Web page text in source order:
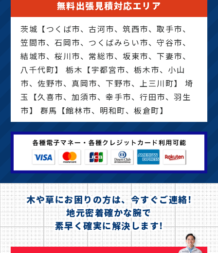
無料出張見積対応エリア
茨城【つくば市、古河市、筑西市、取手市、
笠間市、石岡市、つくばみらい市、守谷市、
結城市、桜川市、常総市、坂東市、下妻市、
八千代町】 栃木【宇都宮市、栃木市、小山
市、佐野市、真岡市、下野市、上三川町】 埼
玉【久喜市、加須市、幸手市、行田市、羽生
市】 群馬【館林市、明和町、板倉町】
木や草にお困りの方は、今すぐご連絡!
地元密着確かな腕で
素早く確実に解決します!